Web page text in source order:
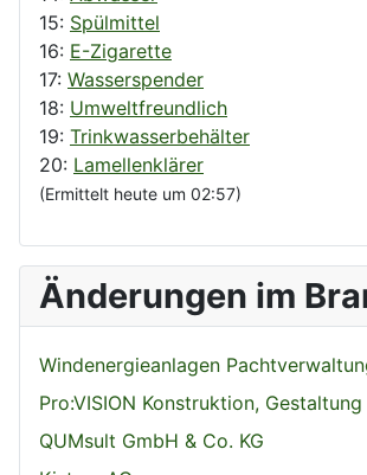
15: Spülmittel
16: E-Zigarette
17: Wasserspender
18: Umweltfreundlich
19: Trinkwasserbehälter
20: Lamellenklärer
(Ermittelt heute um 02:57)
Änderungen im
Windenergieanlagen
Pro:VISION Konstruktion,
QUMsult GmbH & Co. KG